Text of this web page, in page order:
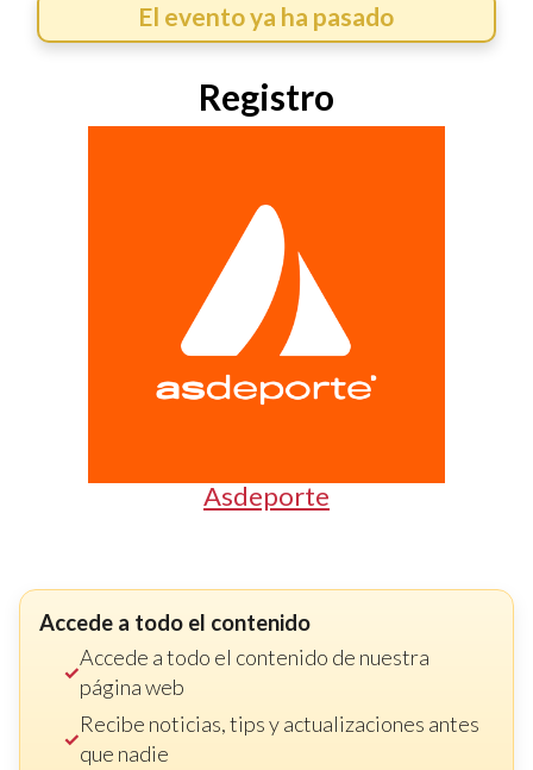
El evento ya ha pasado
Registro
Asdeporte
Accede a todo el contenido
Accede a todo el contenido de nuestra
página web
Recibe noticias, tips y actualizaciones antes
que nadie